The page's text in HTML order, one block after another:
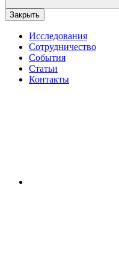
Закрыть
Исследования
Сотрудничество
События
Статьи
Контакты